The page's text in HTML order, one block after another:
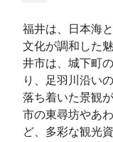
福井は、日本海
文化が調和した
井市は、城下町
り、足羽川沿い
落ち着いた景観
市の東尋坊やあ
ど、多彩な観光